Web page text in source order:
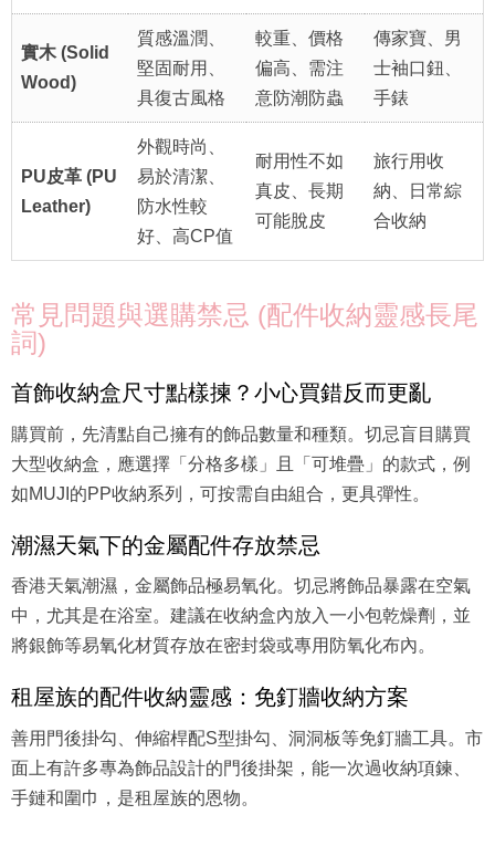
實木 (Solid
Wood)
質感溫潤、
堅固耐用、
具復古風格
較重、價格
偏高、需注
意防潮防蟲
傳家寶、男
士袖口鈕、
手錶
PU皮革 (PU
Leather)
外觀時尚、
易於清潔、
防水性較
好、高CP值
耐用性不如
真皮、長期
可能脫皮
旅行用收
納、日常綜
合收納
常見問題與選購禁忌 (配件收納靈感長尾
詞)
首飾收納盒尺寸點樣揀？小心買錯反而更亂
購買前，先清點自己擁有的飾品數量和種類。切忌盲目購買
大型收納盒，應選擇「分格多樣」且「可堆疊」的款式，例
如MUJI的PP收納系列，可按需自由組合，更具彈性。
潮濕天氣下的金屬配件存放禁忌
香港天氣潮濕，金屬飾品極易氧化。切忌將飾品暴露在空氣
中，尤其是在浴室。建議在收納盒內放入一小包乾燥劑，並
將銀飾等易氧化材質存放在密封袋或專用防氧化布內。
租屋族的配件收納靈感：免釘牆收納方案
善用門後掛勾、伸縮桿配S型掛勾、洞洞板等免釘牆工具。市
面上有許多專為飾品設計的門後掛架，能一次過收納項鍊、
手鏈和圍巾，是租屋族的恩物。